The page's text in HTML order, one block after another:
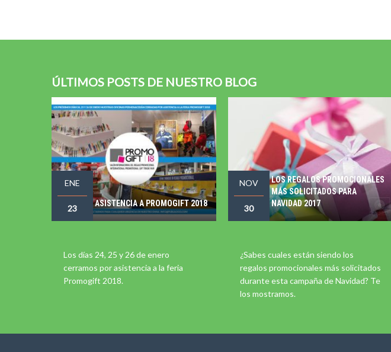
ÚLTIMOS POSTS DE NUESTRO BLOG
ENE
23 ASISTENCIA A PROMOGIFT 2018
Los días 24, 25 y 26 de enero
cerramos por asistencia a la feria
Promogift 2018.
NOV
30
LOS REGALOS PROMOCIONALES
MÁS SOLICITADOS PARA
NAVIDAD 2017
¿Sabes cuales están siendo los
regalos promocionales más solicitados
durante esta campaña de Navidad? Te
los mostramos.